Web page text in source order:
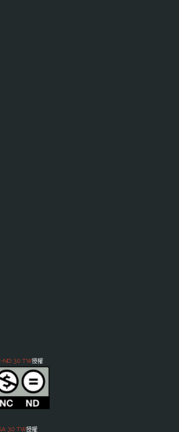
ND 3.0 TW授權
3.0 TW授權